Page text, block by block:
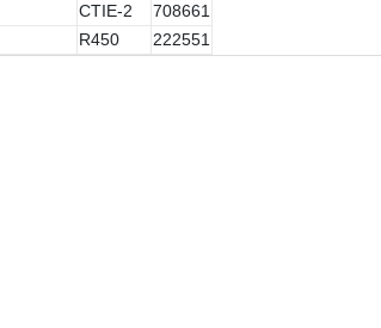
CTIE-2
708661
R450 222551